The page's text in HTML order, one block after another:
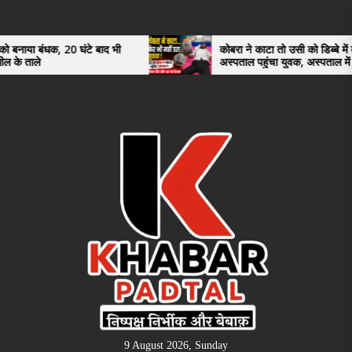
the
content
घंटे बाद भी
कोबरा ने काटा तो उसी को डिब्बे में बंद कर
अस्पताल पहुंचा युवक, अस्पताल में देखकर डॉक्टर
भी रह गए हैरान
9 August 2026, Sunday